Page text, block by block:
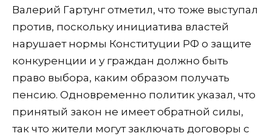
Валерий Гартунг отметил, что тоже выступал
против, поскольку инициатива властей
нарушает нормы Конституции РФ о защите
конкуренции и у граждан должно быть
право выбора, каким образом получать
пенсию. Одновременно политик указал, что
принятый закон не имеет обратной силы,
так что жители могут заключать договоры с